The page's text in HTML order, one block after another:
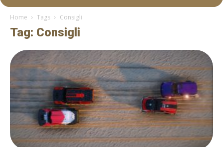
Home Tags Consigli
Tag: Consigli